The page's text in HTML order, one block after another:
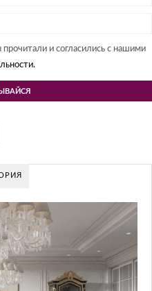
и согласились с нашими
GROUP –
К ДИЗАЙНУ
одна из лучших студий дизайна
в Росси…